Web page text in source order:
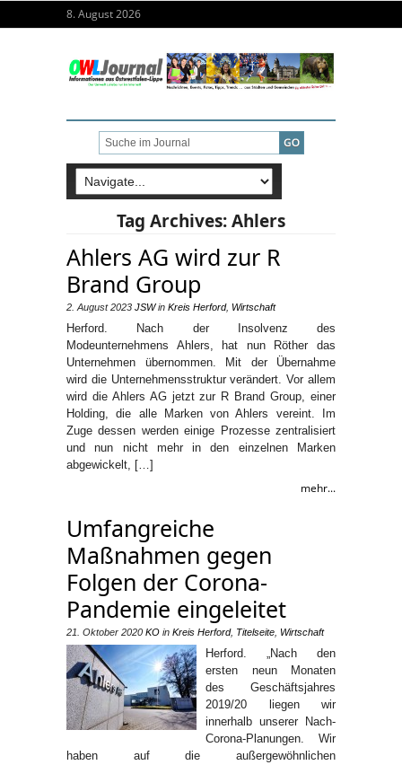
8. August 2026
Tag Archives:Ahlers
Ahlers AG wird zur R
Brand Group
2. August 2023 JSWin Kreis Herford, Wirtschaft
Herford. Nach der Insolvenz des
Modeunternehmens Ahlers, hat nun Röther das
Unternehmen übernommen. Mit der Übernahme
wird die Unternehmensstruktur verändert. Vor allem
wird die Ahlers AG jetzt zur R Brand Group, einer
Holding, die alle Marken von Ahlers vereint. Im
Zuge dessen werden einige Prozesse zentralisiert
und nun nicht mehr in den einzelnen Marken
abgewickelt, […]
mehr...
Umfangreiche
Maßnahmen gegen
Folgen der Corona-
Pandemie eingeleitet
21. Oktober 2020 KO in Kreis Herford, Titelseite Wirtschaft
Herford. „Nach den
ersten neun Monaten
des Geschäftsjahres
2019/20 liegen wir
innerhalb unserer Nach-
Corona-Planungen. Wir
haben auf die außergewöhnlichen